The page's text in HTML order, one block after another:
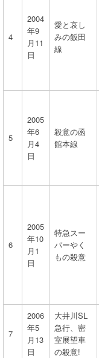
4
2004
年9
月11
日
愛と哀し
みの飯田
線
5
2005
年6
月4
日
殺意の函
館本線
6
2005
年10
月1
日
特急スー
パーやく
もの殺意
7
2006
年5
月13
日
大井川SL
急行、密
室展望車
の殺意!